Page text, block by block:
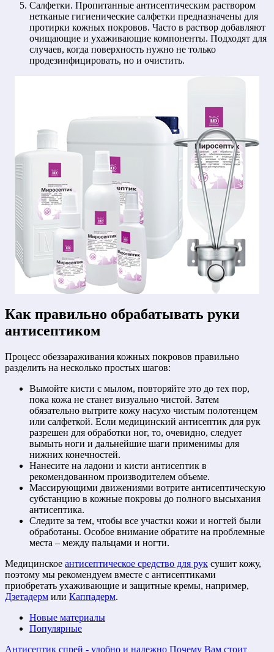
Салфетки. Пропитанные антисептическим раствором
нетканые гигиенические салфетки предназначены для
протирки кожных покровов. Часто в раствор добавляют
очищающие и ухаживающие компоненты. Подходят для
случаев, когда поверхность нужно не только
продезинфицировать, но и очистить.
Как правильно обрабатывать руки
антисептиком
Процесс обеззараживания кожных покровов правильно
разделить на несколько простых шагов:
Вымойте кисти с мылом, повторяйте это до тех пор,
пока кожа не станет визуально чистой. Затем
обязательно вытрите кожу насухо чистым полотенцем
или салфеткой. Если медицинский антисептик для рук
разрешен для обработки ног, то, очевидно, следует
вымыть ноги и дальнейшие шаги применимы для
нижних конечностей.
Нанесите на ладони и кисти антисептик в
рекомендованном производителем объеме.
Массирующими движениями вотрите антисептическую
субстанцию в кожные покровы до полного высыхания
антисептика.
Следите за тем, чтобы все участки кожи и ногтей были
обработаны. Особое внимание обратите на проблемные
места – между пальцами и ногти.
Медицинское антисептическое средство для рук сушит кожу,
поэтому мы рекомендуем вместе с антисептиками
приобретать ухаживающие и защитные кремы, например,
Дзетадерм или Каппадерм.
Новые материалы
Популярные
Антисептик спрей - удобно и надежно Почему Вам стоит